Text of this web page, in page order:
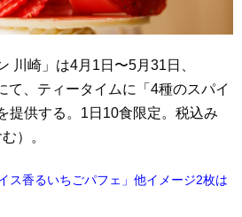
川崎」は4月1日〜5月31日、
て、ティータイムに「4種のスパイ
提供する。1日10食限定。税込み
）。
ス香るいちごパフェ」他イメージ2枚は